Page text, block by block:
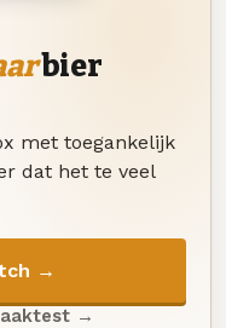
bier
met toegankelijk
dat het te veel
→
→